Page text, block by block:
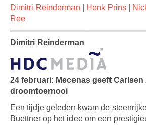
Dimitri Reinderman
Henk Prins
Ree
Dimitri Reinderman
24 februari: Mecenas geeft Carlsen
droomtoernooi
Een tijdje geleden kwam de
Buettner op het idee om een